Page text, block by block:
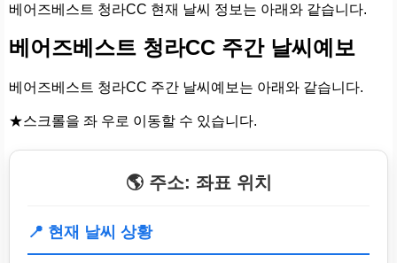
베어즈베스트 청라CC 현재 날씨 정보는 아래와 같습니다.
베어즈베스트 청라CC 주간 날씨예보
베어즈베스트 청라CC 주간 날씨예보는 아래와 같습니다.
★스크롤을 좌 우로 이동할 수 있습니다.
🌎 주소: 좌표 위치
📍 현재 날씨 상황